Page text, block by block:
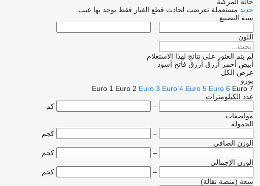
جديد مستعملة تعرضت لحادث قطع الغيار فقط يوجد بها عيب
سنة التصنيع
–
اللون
لم يتم العثور على نتائج لهذا الاستعلام
أبيض أحمر أزرق أزرق فاتح أسود
عرض الكل
يورو
Euro 1 Euro 2 Euro 3 Euro 4 Euro 5 Euro 6 Euro 7
عدد الكيلومترات
–
كم
مواصفات
الحمولة
–
كجم
الوزن الصافي
–
كجم
الوزن الإجمالي
–
كجم
سعة (منصة نقالة)